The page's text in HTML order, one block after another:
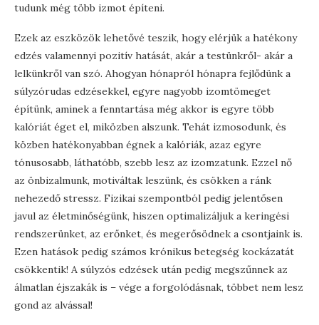
tudunk még több izmot építeni.
Ezek az eszközök lehetővé teszik, hogy elérjük a hatékony
edzés valamennyi pozitív hatását, akár a testünkről- akár a
lelkünkről van szó. Ahogyan hónapról hónapra fejlődünk a
súlyzórudas edzésekkel, egyre nagyobb izomtömeget
építünk, aminek a fenntartása még akkor is egyre több
kalóriát éget el, miközben alszunk. Tehát izmosodunk, és
közben hatékonyabban égnek a kalóriák, azaz egyre
tónusosabb, láthatóbb, szebb lesz az izomzatunk. Ezzel nő
az önbizalmunk, motiváltak leszünk, és csökken a ránk
nehezedő stressz. Fizikai szempontból pedig jelentősen
javul az életminőségünk, hiszen optimalizáljuk a keringési
rendszerünket, az erőnket, és megerősödnek a csontjaink is.
Ezen hatások pedig számos krónikus betegség kockázatát
csökkentik! A súlyzós edzések után pedig megszűnnek az
álmatlan éjszakák is – vége a forgolódásnak, többet nem lesz
gond az alvással!